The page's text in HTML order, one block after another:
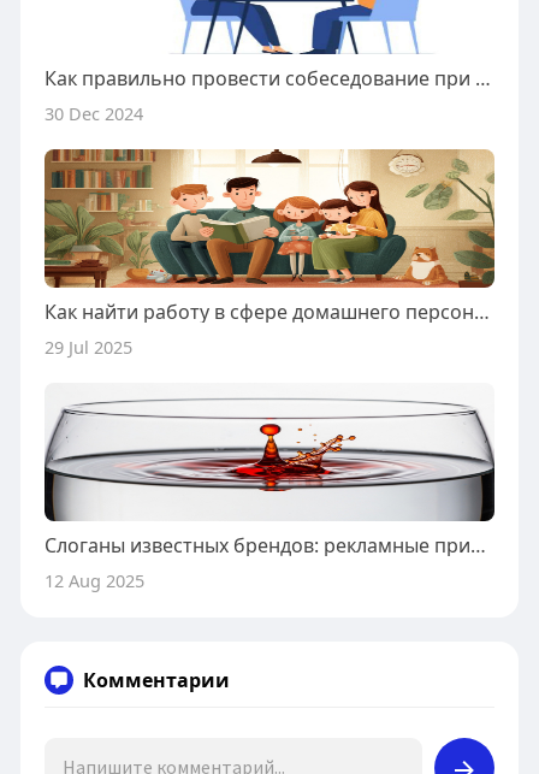
Как правильно провести собеседование при приеме на работу?
30 Dec 2024
Как найти работу в сфере домашнего персонала за границей: пошаговое руководство
29 Jul 2025
Слоганы известных брендов: рекламные примеры и секреты создания
12 Aug 2025
Комментарии